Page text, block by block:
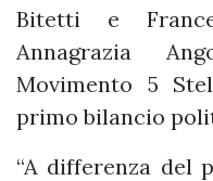
Bitetti e
Annagrazia
Movimento 5
primo bilancio
“A differenza del